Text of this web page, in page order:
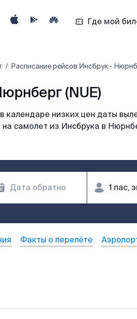
Где мой
Расписание рейсов Инсбрук -
(NUE)
низких цен даты
на самолет из Инсбрука в
Факты о перелёте